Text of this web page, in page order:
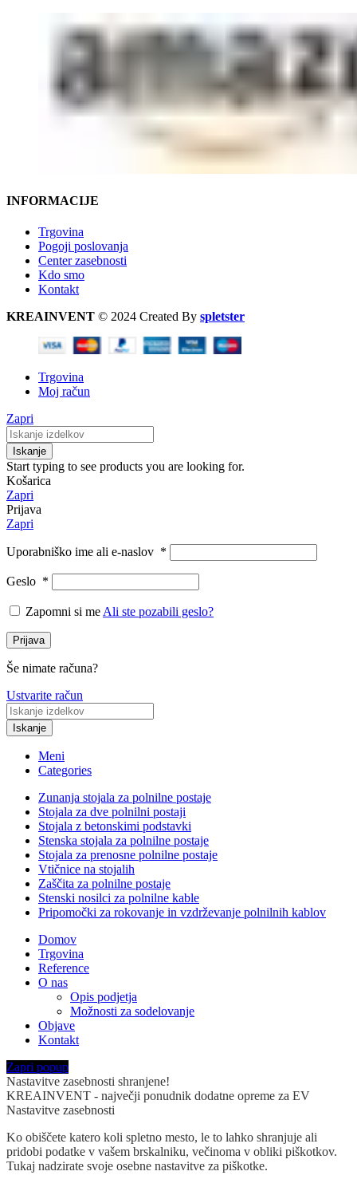
INFORMACIJE
Trgovina
Pogoji poslovanja
Center zasebnosti
Kdo smo
Kontakt
KREAINVENT © 2024 Created By spletster
Trgovina
Moj račun
Zapri
Iskanje
Start typing to see products you are looking for.
Košarica
Zapri
Prijava
Zapri
Uporabniško ime ali e-naslov *
Geslo *
Zapomni si me Ali ste pozabili geslo?
Prijava
Še nimate računa?
Ustvarite račun
Iskanje
Meni
Categories
Zunanja stojala za polnilne postaje
Stojala za dve polnilni postaji
Stojala z betonskimi podstavki
Stenska stojala za polnilne postaje
Stojala za prenosne polnilne postaje
Vtičnice na stojalih
Zaščita za polnilne postaje
Stenski nosilci za polnilne kable
Pripomočki za rokovanje in vzdrževanje polnilnih kablov
Domov
Trgovina
Reference
O nas
Opis podjetja
Možnosti za sodelovanje
Objave
Kontakt
Zapri popup
Nastavitve zasebnosti shranjene!
KREAINVENT - največji ponudnik dodatne opreme za EV
Nastavitve zasebnosti
Ko obiščete katero koli spletno mesto, le to lahko shranjuje ali
pridobi podatke v vašem brskalniku, večinoma v obliki piškotkov.
Tukaj nadzirate svoje osebne nastavitve za piškotke.